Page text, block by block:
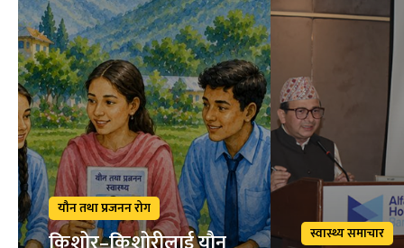
यौन तथा प्रजनन रोग
स्वास्थ्य समाचार